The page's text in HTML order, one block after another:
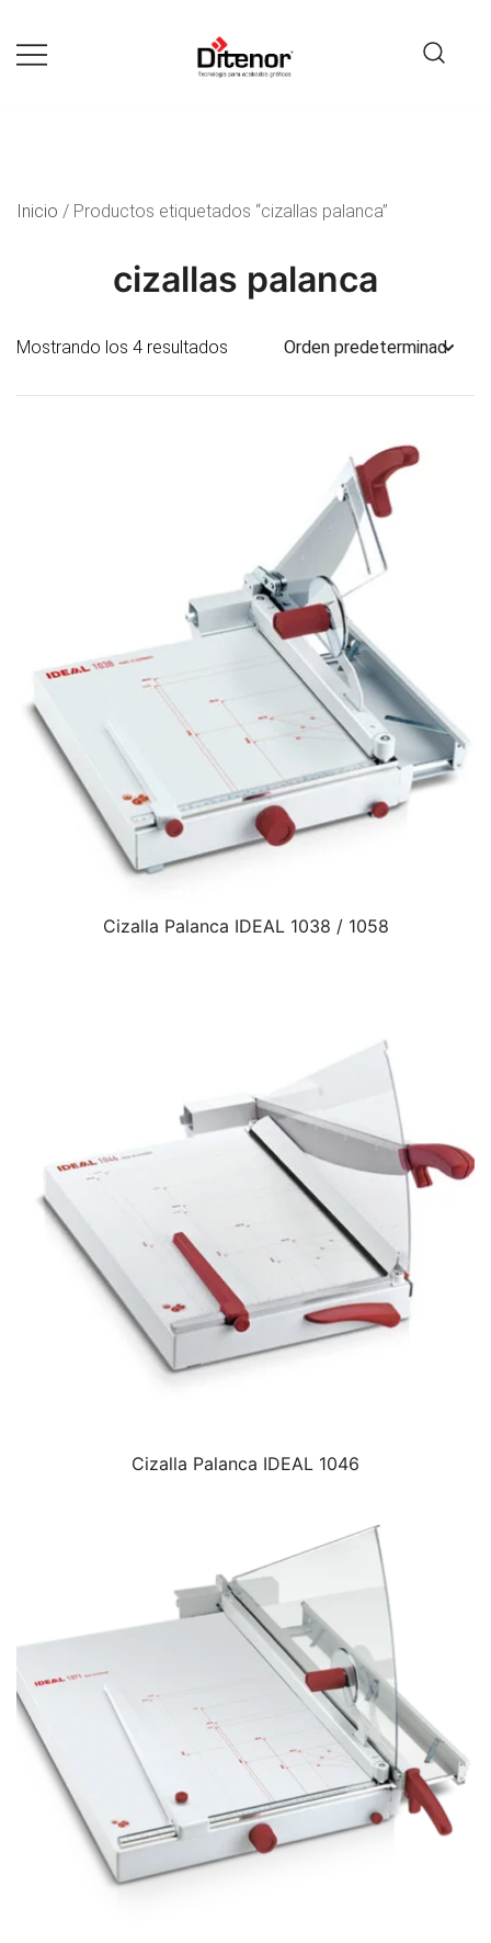
Inicio / Productos etiquetados “cizallas palanca”
cizallas palanca
Mostrando los 4 resultados
Cizalla Palanca IDEAL 1038 / 1058
Cizalla Palanca IDEAL 1046